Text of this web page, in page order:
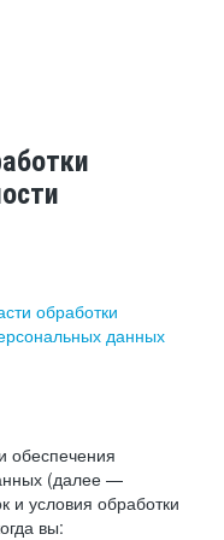
обработки
данных
обеспечения
(далее —
и условия обработки
вы: